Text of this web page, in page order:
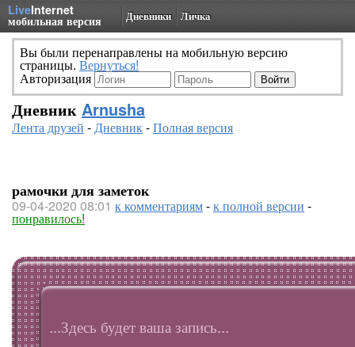
LiveInternet
мобильная версия Дневники Личка
Вы были перенаправлены на мобильную версию
страницы. Вернуться!
Авторизация
Дневник Arnusha
Лента друзей -Дневник-Полная версия
рамочки для заметок
09-04-2020 08:01 к комментариям-к полной версии -
понравилось!
...Здесь будет ваша запись...